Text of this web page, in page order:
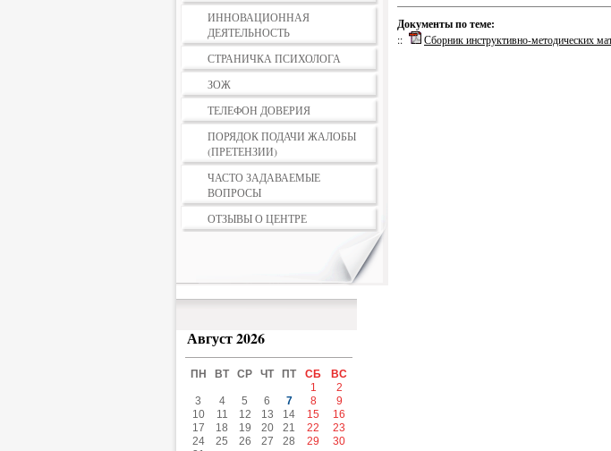
ИННОВАЦИОННАЯ
ДЕЯТЕЛЬНОСТЬ
СТРАНИЧКА ПСИХОЛОГА
ЗОЖ
ТЕЛЕФОН ДОВЕРИЯ
ПОРЯДОК ПОДАЧИ ЖАЛОБЫ
(ПРЕТЕНЗИИ)
ЧАСТО ЗАДАВАЕМЫЕ
ВОПРОСЫ
ОТЗЫВЫ О ЦЕНТРЕ
Документы по теме:
:: Сборник инструктивно-методических
Август 2026
ПН ВТ СР ЧТ ПТ СБ
ВС
1
2
3
4 5 6 7 8
9
10
11 12 13 14 15
16
17
18 19 20 21 22
23
24
25 26 27 28 29
30